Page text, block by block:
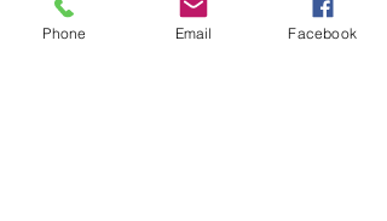
Phone Email Facebook